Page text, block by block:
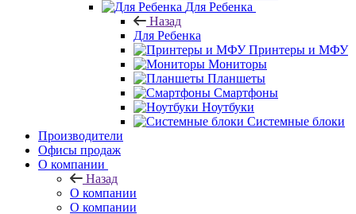
Для Ребенка
Назад
Для Ребенка
Принтеры и МФУ
Мониторы
Планшеты
Смартфоны
Ноутбуки
Системные блоки
Производители
Офисы продаж
О компании
Назад
О компании
О компании